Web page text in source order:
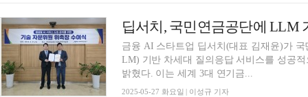
딥서치, 국민연금공단에 LLM
금융 AI 스타트업 딥서치(대표 김재윤)가
LM) 기반 차세대 질의응답 서비스를 성공
밝혔다. 이는 세계 3대 연기금...
2025-05-27 화요일 | 이성규 기자